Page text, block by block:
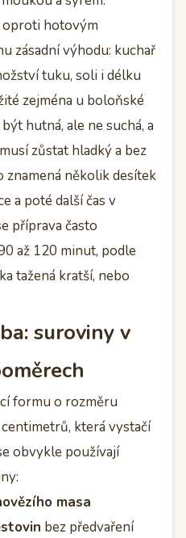
oproti hotovým
zásadní výhodu: kuchař
tuku, soli i délku
zejména u boloňské
hutná, ale ne suchá, a
zůstat hladký a bez
znamená několik desítek
a poté další čas v
příprava často
až 120 minut, podle
tažená kratší, nebo
suroviny v
formu o rozměru
která vystačí
obvykle používají
masa
bez předvaření